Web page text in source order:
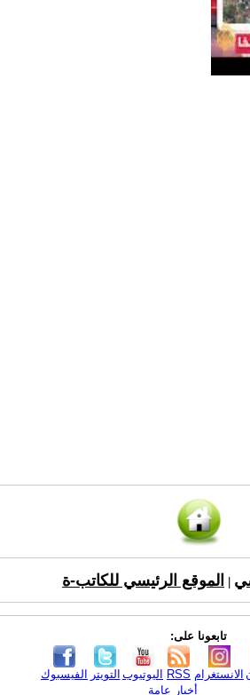
الموقع الرئيسي للكاتب-ة
تابعونا على:
الفيسبوك التويتر اليوتيوب RSS الانستغرام
أخبار عامة